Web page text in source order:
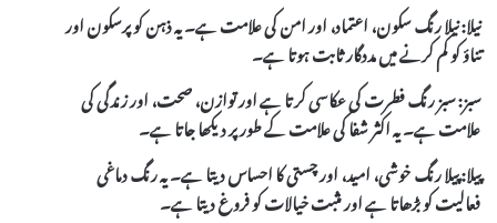
نیلا:نیلا رنگ سکون، اعتماد، اور امن کی علامت ہے۔ یہ ذہن کو پرسکون اور
تناؤ کو کم کرنے میں مددگار ثابت ہوتا ہے۔
سبز:سبز رنگ فطرت کی عکاسی کرتا ہے اور توازن، صحت، اور زندگی کی
علامت ہے۔ یہ اکثر شفا کی علامت کے طور پر دیکھا جاتا ہے۔
پیلا:پیلا رنگ خوشی، امید، اور چستی کا احساس دیتا ہے۔ یہ رنگ دماغی
فعالیت کو بڑھاتا ہے اور مثبت خیالات کو فروغ دیتا ہے۔